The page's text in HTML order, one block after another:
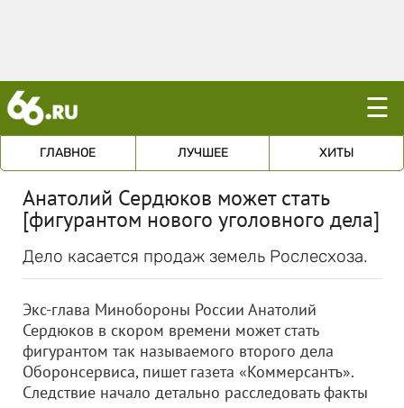
☰
ГЛАВНОЕ ЛУЧШЕЕ ХИТЫ
Анатолий Сердюков может стать
[фигурантом нового уголовного дела]
Дело касается продаж земель Рослесхоза.
Экс-глава Минобороны России Анатолий
Сердюков в скором времени может стать
фигурантом так называемого второго дела
Оборонсервиса, пишет газета «Коммерсантъ».
Cледствие начало детально расследовать факты